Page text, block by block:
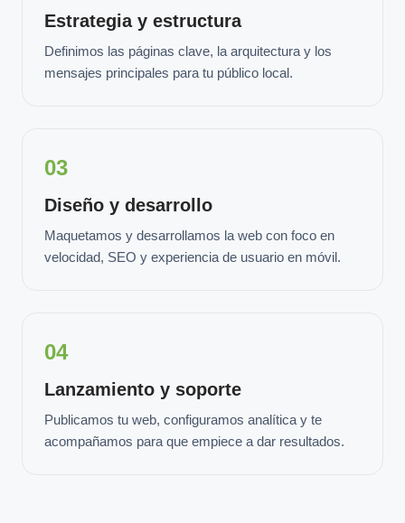
Estrategia y estructura
Definimos las páginas clave, la arquitectura y los
mensajes principales para tu público local.
03
Diseño y desarrollo
Maquetamos y desarrollamos la web con foco en
velocidad, SEO y experiencia de usuario en móvil.
04
Lanzamiento y soporte
Publicamos tu web, configuramos analítica y te
acompañamos para que empiece a dar resultados.